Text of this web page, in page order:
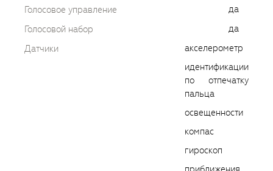
Голосовое управление
да
Голосовой набор
да
Датчики
акселерометр
идентификации
по отпечатку
пальца
освещенности
компас
гироскоп